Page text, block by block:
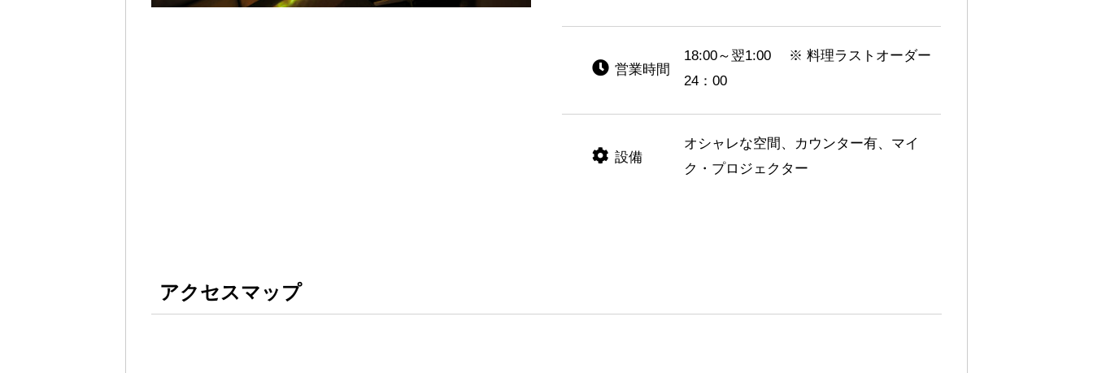
営業時間
18:00～翌1:00 ※ 料理ラストオーダー
24：00
設備
オシャレな空間、カウンター有、マイ
ク・プロジェクター
アクセスマップ